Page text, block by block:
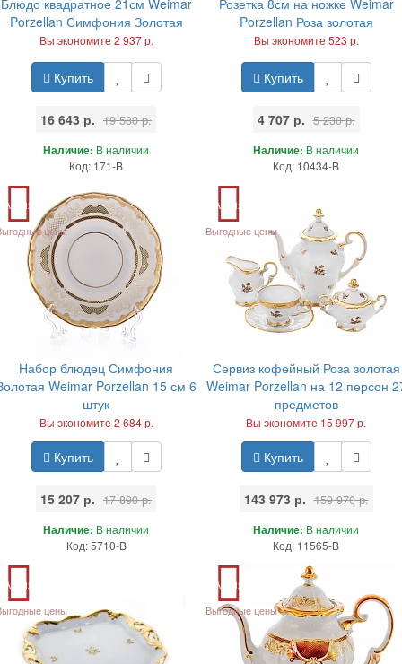
Porzellan Симфония Золотая
Вы экономите 2 937 р.
Купить
16 643 р. 19 580 р.
Наличие: В наличии
Код: 171-B
Porzellan Роза золотая
Вы экономите 523 р.
Купить
4 707 р. 5 230 р.
Наличие: В наличии
Код: 10434-B
Акция
цены
Набор блюдец Симфония
Weimar Porzellan 15 см 6
штук
Вы экономите 2 684 р.
Купить
15 207 р. 17 890 р.
Наличие: В наличии
Код: 5710-B
Акция
Выгодные цены
Сервиз кофейный Роза золотая
Weimar Porzellan на 12 персон
предметов
Вы экономите 15 997 р.
Купить
143 973 р. 159 970 р.
Наличие: В наличии
Код: 11565-B
Акция
цены
Акция
Выгодные цены